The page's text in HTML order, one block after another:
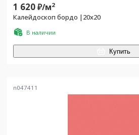
1 620₽/м2
Калейдоскоп бордо |20х20
В наличии
Купить
n047411